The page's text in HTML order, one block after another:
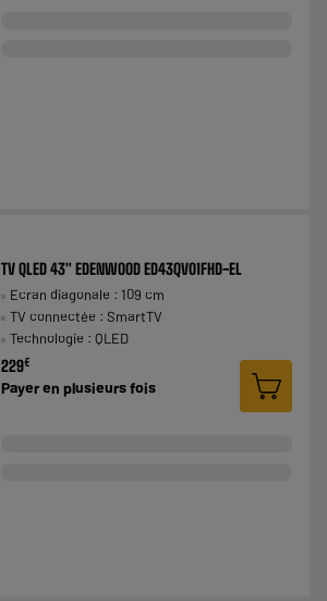
TV QLED 43" EDENWOOD ED43QV01FHD-EL
Ecran diagonale : 109 cm
TV connectée : SmartTV
Technologie : QLED
229€
Payer en plusieurs fois